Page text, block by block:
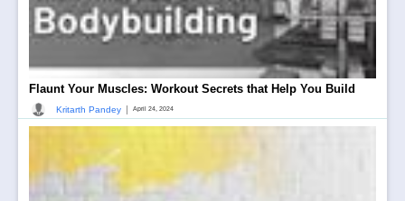
Flaunt Your Muscles: Workout Secrets that Help You Build
Kritarth Pandey | April 24, 2024